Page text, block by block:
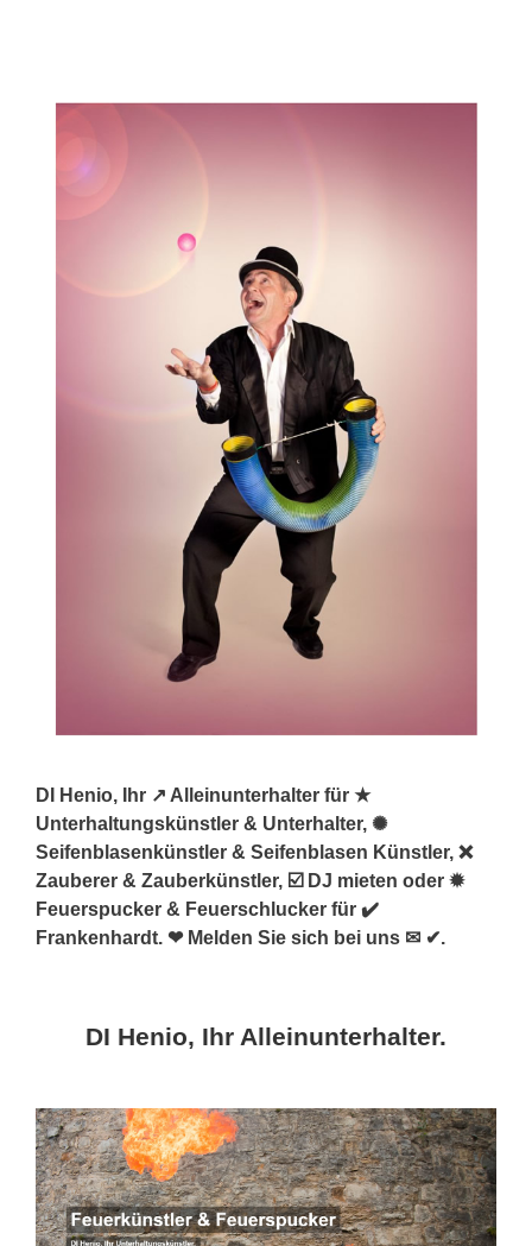
DI Henio, Ihr ↗️ Alleinunterhalter für ★
Unterhaltungskünstler & Unterhalter, ✺
Seifenblasenkünstler & Seifenblasen Künstler, ❌
Zauberer & Zauberkünstler, ☑️ DJ mieten oder ✹
Feuerspucker & Feuerschlucker für ✔️
Frankenhardt. ❤ Melden Sie sich bei uns ✉ ✔.
DI Henio, Ihr Alleinunterhalter.